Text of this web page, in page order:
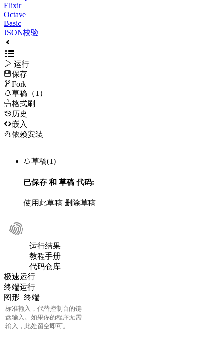
Elixir
Octave
Basic
JSON校验
 运行
保存
Fork
草稿（1）
格式刷
历史
嵌入
依赖安装
草稿(1)
已保存 和 草稿代码:
使用此草稿 删除草稿
运行结果
教程手册
代码仓库
极速运行
终端运行
图形+终端